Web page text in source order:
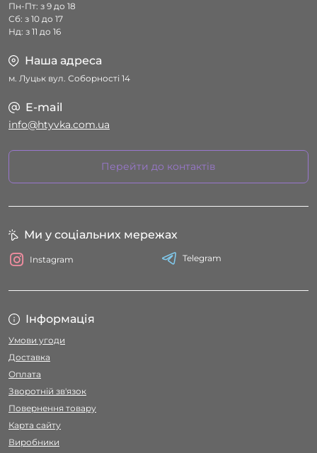
Пн-Пт: з 9 до 18
Сб: з 10 до 17
Нд: з 11 до 16
Наша адреса
м. Луцьк вул. Соборності 14
E-mail
info@htyvka.com.ua
Перейти до контактів
Інформація
Умови угоди
Доставка
Оплата
Зворотній зв'язок
Повернення товару
Карта сайту
Виробники
Ми у соціальних мережах
Instagram Telegram